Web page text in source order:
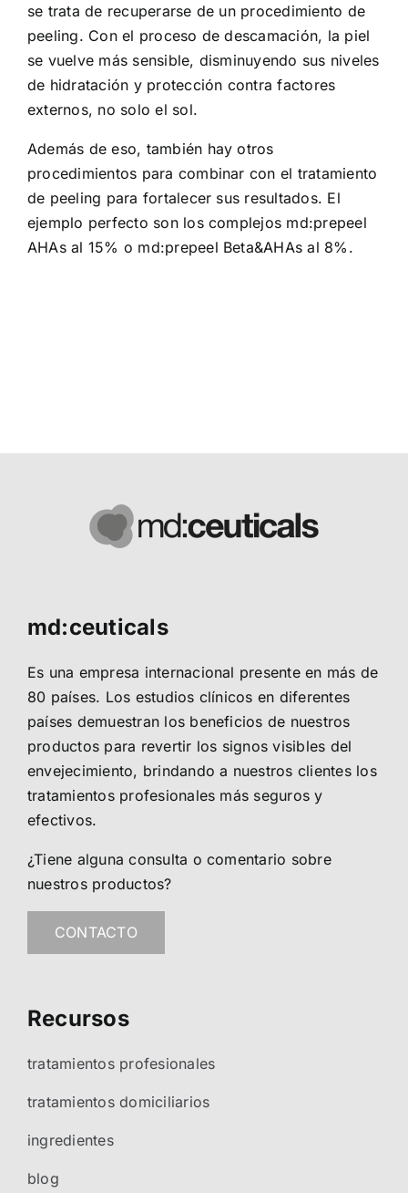
se trata de recuperarse de un procedimiento de
peeling. Con el proceso de descamación, la piel
se vuelve más sensible, disminuyendo sus niveles
de hidratación y protección contra factores
externos, no solo el sol.
Además de eso, también hay otros
procedimientos para combinar con el tratamiento
de peeling para fortalecer sus resultados. El
ejemplo perfecto son los complejos md:prepeel
AHAs al 15% o md:prepeel Beta&AHAs al 8%.
md:ceuticals
Es una empresa internacional presente en más de
80 países. Los estudios clínicos en diferentes
países demuestran los beneficios de nuestros
productos para revertir los signos visibles del
envejecimiento, brindando a nuestros clientes los
tratamientos profesionales más seguros y
efectivos.
¿Tiene alguna consulta o comentario sobre
nuestros productos?
CONTACTO
Recursos
tratamientos profesionales
tratamientos domiciliarios
ingredientes
blog